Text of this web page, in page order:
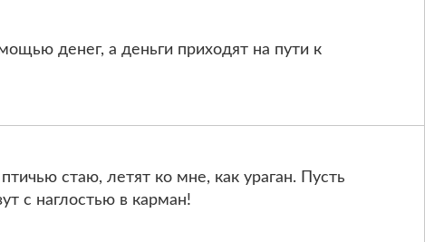
денег, а деньги приходят на пути к
стаю, летят ко мне, как ураган. Пусть
с наглостью в карман!